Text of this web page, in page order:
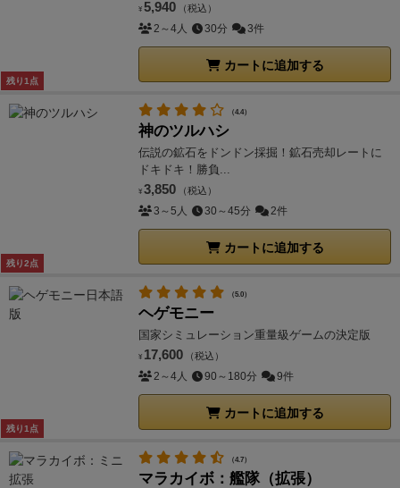
残り1点
¥ 5,940 （税込）
2～4人 30分 3件
カートに追加する
残り2点
（4.4）
神のツルハシ
伝説の鉱石をドンドン採掘！鉱石売却レートに
ドキドキ！勝負...
¥ 3,850 （税込）
3～5人 30～45分 2件
カートに追加する
残り1点
（5.0）
ヘゲモニー
国家シミュレーション重量級ゲームの決定版
¥ 17,600 （税込）
2～4人 90～180分 9件
カートに追加する
（4.7）
マラカイボ：艦隊（拡張）